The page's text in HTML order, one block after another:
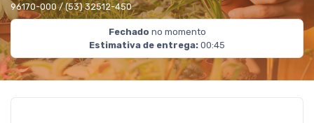
96170-000 / (53) 32512-450
Fechado no momento
Estimativa de entrega: 00:45